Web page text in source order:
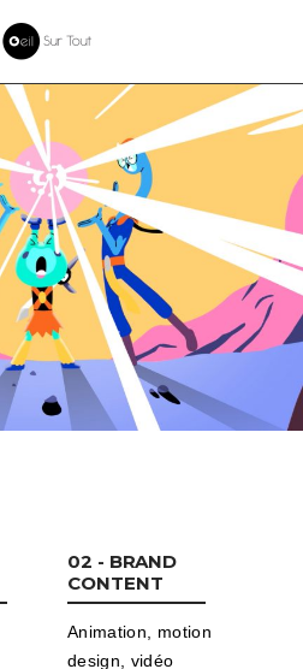
02 - BRAND
CONTENT
Animation, motion
design, vidéo